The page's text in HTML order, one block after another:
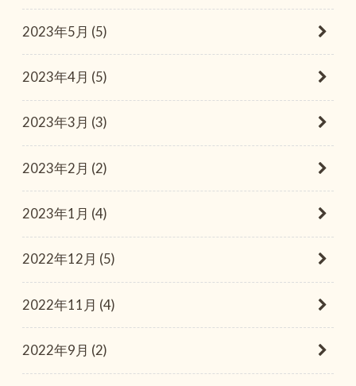
2023年5月 (5)
2023年4月 (5)
2023年3月 (3)
2023年2月 (2)
2023年1月 (4)
2022年12月 (5)
2022年11月 (4)
2022年9月 (2)